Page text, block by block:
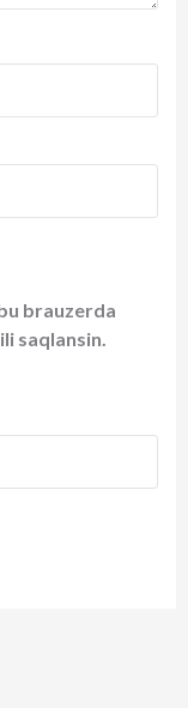
brauzerda
saqlansin.